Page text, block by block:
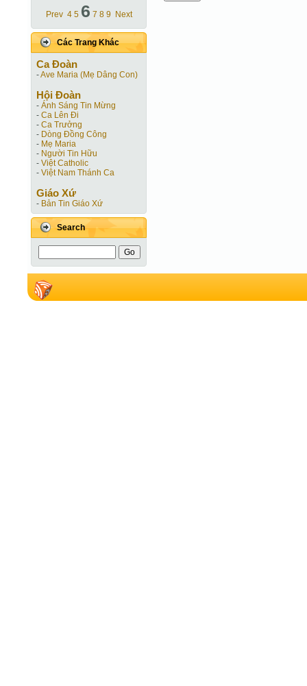
Prev 4 5 6 7 8 9 Next
Các Trang Khác
Ca Ðoàn
-Ave Maria (Mẹ Dâng Con)
Hội Ðoàn
- Ánh Sáng Tin Mừng
- Ca Lên Đi
- Ca Trưởng
- Dòng Đồng Công
- Mẹ Maria
- Người Tin Hữu
- Việt Catholic
- Việt Nam Thánh Ca
Giáo Xứ
- Bản Tin Giáo Xứ
Search